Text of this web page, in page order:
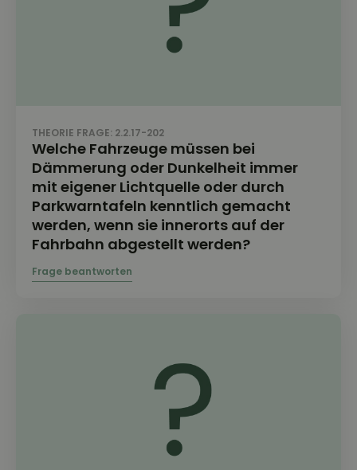
THEORIE FRAGE: 2.2.17-202
Welche Fahrzeuge müssen bei
Dämmerung oder Dunkelheit immer
mit eigener Lichtquelle oder durch
Parkwarntafeln kenntlich gemacht
werden, wenn sie innerorts auf der
Fahrbahn abgestellt werden?